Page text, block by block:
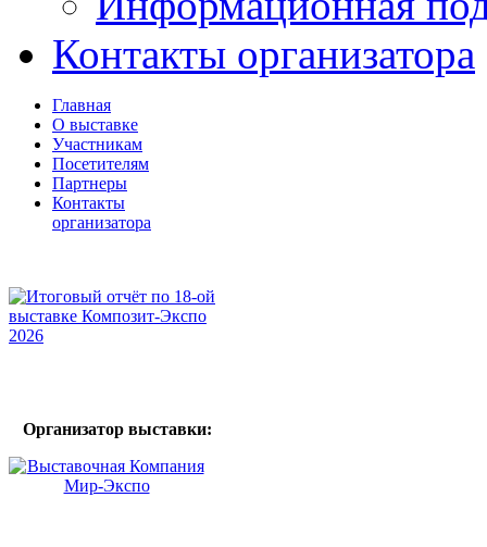
Контакты организатора
Главная
О выставке
Участникам
Посетителям
Партнеры
Контакты
организатора
Организатор выставки: